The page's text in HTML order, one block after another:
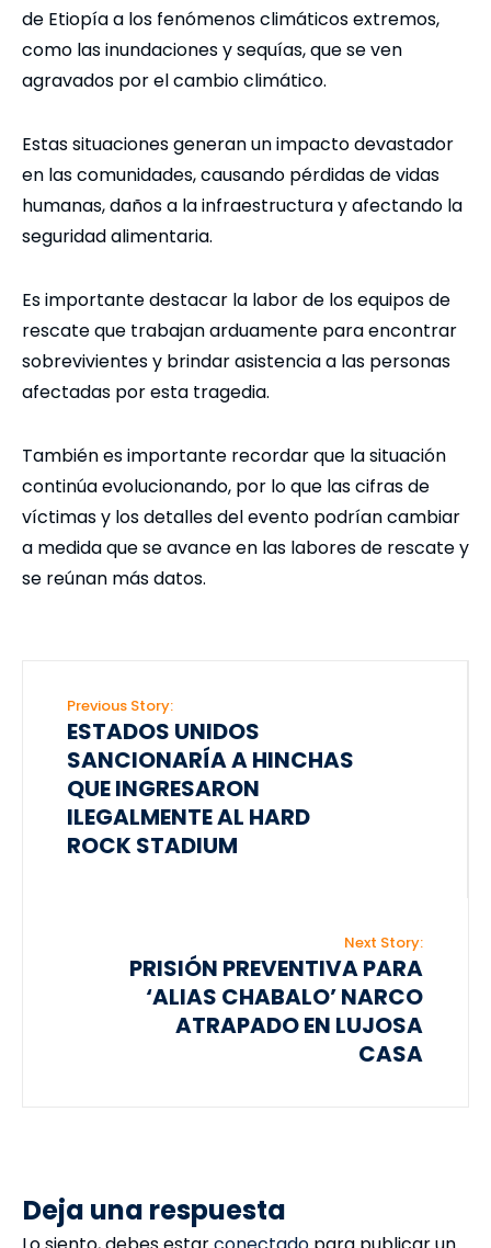
de Etiopía a los fenómenos climáticos extremos,
como las inundaciones y sequías, que se ven
agravados por el cambio climático.
Estas situaciones generan un impacto devastador
en las comunidades, causando pérdidas de vidas
humanas, daños a la infraestructura y afectando la
seguridad alimentaria.
Es importante destacar la labor de los equipos de
rescate que trabajan arduamente para encontrar
sobrevivientes y brindar asistencia a las personas
afectadas por esta tragedia.
También es importante recordar que la situación
continúa evolucionando, por lo que las cifras de
víctimas y los detalles del evento podrían cambiar
a medida que se avance en las labores de rescate y
se reúnan más datos.
Previous Story:
ESTADOS UNIDOS
SANCIONARÍA A HINCHAS
QUE INGRESARON
ILEGALMENTE AL HARD
ROCK STADIUM
Next Story:
PRISIÓN PREVENTIVA PARA
‘ALIAS CHABALO’ NARCO
ATRAPADO EN LUJOSA
CASA
Deja una respuesta